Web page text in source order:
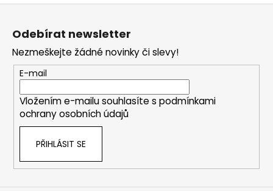
Z
Odebírat newsletter
Nezmeškejte žádné novinky či slevy!
E-mail
Vložením e-mailu souhlasíte s podmínkami
ochrany osobních údajů
PŘIHLÁSIT SE